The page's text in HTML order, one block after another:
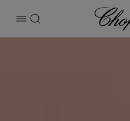
打开菜单
搜索